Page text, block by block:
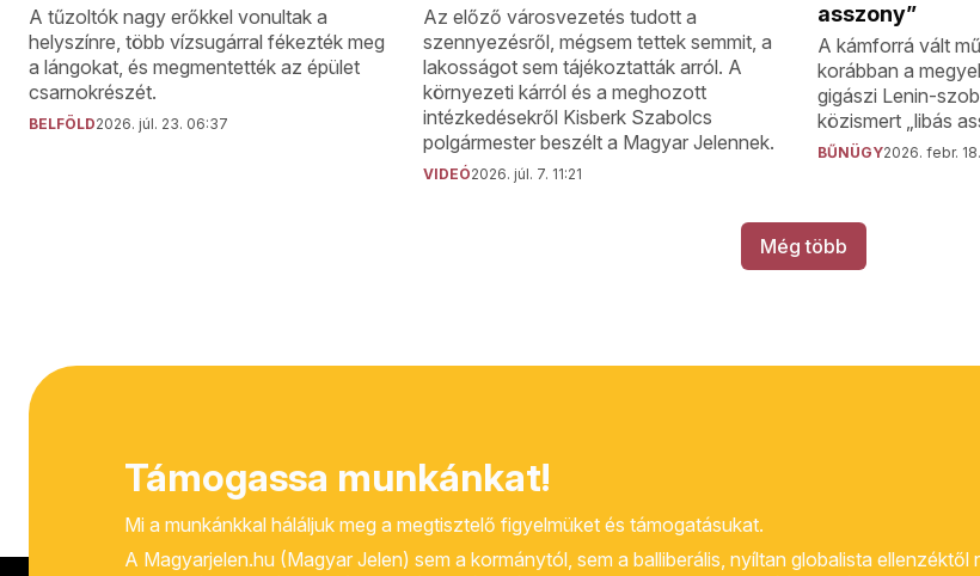
A tűzoltók nagy erőkkel vonultak a
helyszínre, több vízsugárral fékezték meg
a lángokat, és megmentették az épület
csarnokrészét.
BELFÖLD2026. júl. 23. 06:37
Az előző városvezetés tudott a
szennyezésről, mégsem tettek semmit, a
lakosságot sem tájékoztatták arról. A
környezeti kárról és a meghozott
intézkedésekről Kisberk Szabolcs
polgármester beszélt a Magyar Jelennek.
VIDEÓ2026. júl. 7. 11:21
asszony”
A kámforrá vált
korábban a
gigászi Lenin-
közismert „libás
BŰNÜGY2026. febr.
Még több
Támogassa munkánkat!
Mi a munkánkkal háláljuk meg a megtisztelő figyelmüket és támogatásukat.
A Magyarjelen.hu (Magyar Jelen) sem a kormánytól, sem a balliberális, nyíltan globalista ellenzéktől